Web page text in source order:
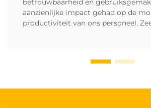
betrouwbaarheid en
aanzienlijke impact gehad op de
productiviteit van ons personeel.